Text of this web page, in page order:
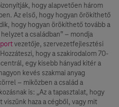
hogy alapvetően három
Az első, hogy hogyan örökíthető
hogy hogyan örökíthető tovább a
a családban” – mondja
vezetője, szervezetfejlesztési
hogy a szakirodalom 70-
egy kisebb hányad kitér a
kevés szakmai anyag
– miközben a család a
is: „Az a tapasztalat, hogy
haza a cégből, vagy mit